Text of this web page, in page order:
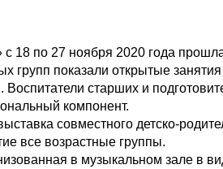
18 по 27 ноября 2020 года
групп показали открытые
старших и
компонент.
совместного детско-
все возрастные группы.
в музыкальном зале в